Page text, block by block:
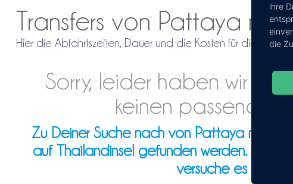
Transfers von Pattaya
Hier die Abfahrtszeiten, Dauer und die Kosten für die
Sorry, leider haben wir in
keinen passenden
Zu Deiner Suche nach von Pattaya nach
auf Thailandinsel gefunden werden. Evt.
versuche es doch
ihre
die